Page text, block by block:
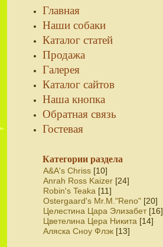
Главная
Наши собаки
Каталог статей
Продажа
Галерея
Каталог сайтов
Наша кнопка
Обратная связь
Гостевая
Категории раздела
A&A's Chriss [10]
Anrah Ross Kaizer [24]
Robin's Teaka [11]
Ostergaard's Mr.M."Reno" [20]
Целестина Цара Элизабет [16]
Цветелина Цера Никита [14]
Аляска Сноу Флэк [13]